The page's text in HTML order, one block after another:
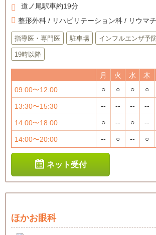
道ノ尾駅車約19分
整形外科 / リハビリテーション科 / リウマ
指導医・専門医 駐車場 インフルエンザ予
19時以降
月 火 水 木
09:00〜12:00
○ ○ ○ ○
13:30〜15:30 -- -- -- --
14:00〜18:00 ○ -- ○ --
14:00〜20:00 -- ○ -- ○
ネット受付
ほかお眼科